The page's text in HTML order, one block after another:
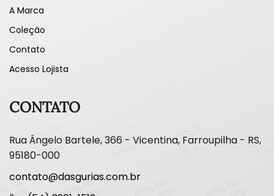
A Marca
Coleção
Contato
Acesso Lojista
CONTATO
Rua Ângelo Bartele, 366 - Vicentina, Farroupilha - RS,
95180-000
contato@dasgurias.com.br